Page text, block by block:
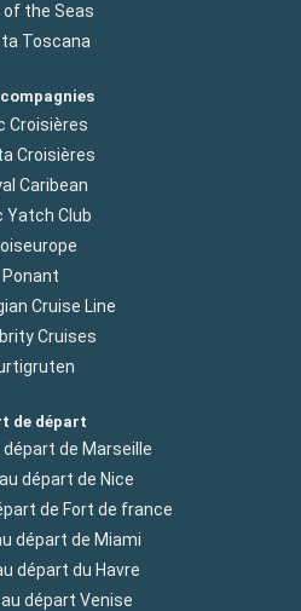
of the Seas
Toscana
Croisières
Croisières
Caribean
Yatch Club
Ponant
Cruise Line
Cruises
de départ
départ de Marseille
départ de Nice
de Fort de france
départ de Miami
départ du Havre
départ Venise